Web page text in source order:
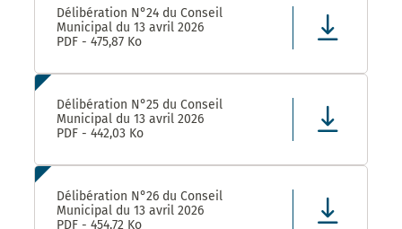
Délibération N°24 du Conseil
Municipal du 13 avril 2026
PDF - 475,87 Ko
Délibération N°25 du Conseil
Municipal du 13 avril 2026
PDF - 442,03 Ko
Délibération N°26 du Conseil
Municipal du 13 avril 2026
PDF - 454,72 Ko